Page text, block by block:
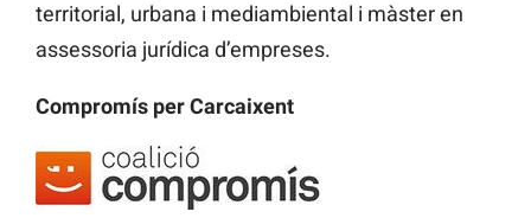
territorial, urbana i mediambiental i màster en
assessoria jurídica d’empreses.
Compromís per Carcaixent